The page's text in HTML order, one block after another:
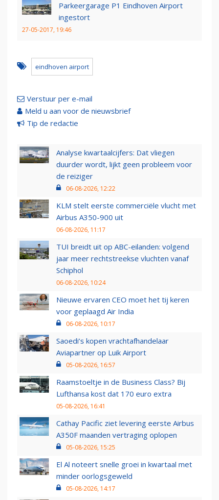
Parkeergarage P1 Eindhoven Airport
ingestort
27-05-2017, 19:46
eindhoven airport
Verstuur per e-mail
Meld u aan voor de nieuwsbrief
Tip de redactie
Analyse kwartaalcijfers: Dat vliegen
duurder wordt, lijkt geen probleem voor
de reiziger
06-08-2026, 12:22
KLM stelt eerste commerciële vlucht met
Airbus A350-900 uit
06-08-2026, 11:17
TUI breidt uit op ABC-eilanden: volgend
jaar meer rechtstreekse vluchten vanaf
Schiphol
06-08-2026, 10:24
Nieuwe ervaren CEO moet het tij keren
voor geplaagd Air India
06-08-2026, 10:17
Saoedi’s kopen vrachtafhandelaar
Aviapartner op Luik Airport
05-08-2026, 16:57
Raamstoeltje in de Business Class? Bij
Lufthansa kost dat 170 euro extra
05-08-2026, 16:41
Cathay Pacific ziet levering eerste Airbus
A350F maanden vertraging oplopen
05-08-2026, 15:25
El Al noteert snelle groei in kwartaal met
minder oorlogsgeweld
05-08-2026, 14:17